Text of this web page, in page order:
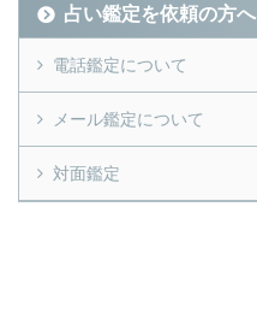
占い鑑定を依頼の方へ
電話鑑定について
メール鑑定について
対面鑑定